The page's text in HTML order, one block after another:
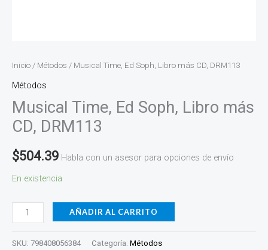
Inicio / Métodos / Musical Time, Ed Soph, Libro más CD, DRM113
Métodos
Musical Time, Ed Soph, Libro más
CD, DRM113
$504.39 Habla con un asesor para opciones de envío
En existencia
AÑADIR AL CARRITO
SKU: 798408056384 Categoría: Métodos